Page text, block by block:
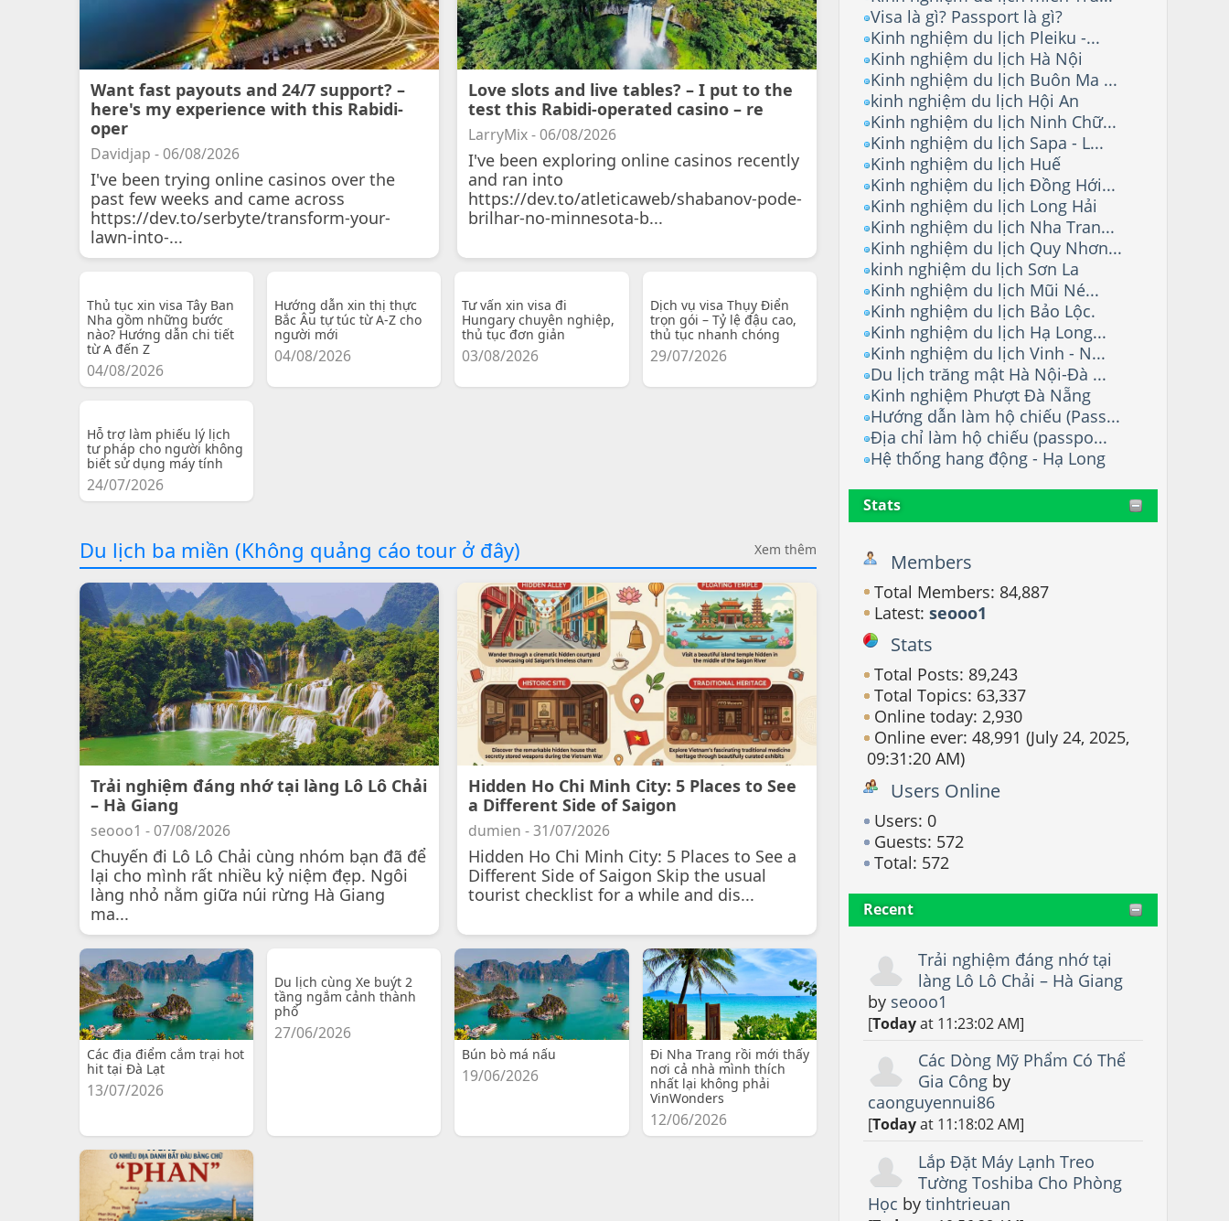
Visa là gì? Passport là gì?
Kinh nghiệm du lịch Pleiku -...
Kinh nghiệm du lịch Hà Nội
Kinh nghiệm du lịch Buôn Ma ...
kinh nghiệm du lịch Hội An
Kinh nghiệm du lịch Ninh Chữ...
Kinh nghiệm du lịch Sapa - L...
Kinh nghiệm du lịch Huế
Kinh nghiệm du lịch Đồng Hới...
Kinh nghiệm du lịch Long Hải
Kinh nghiệm du lịch Nha Tran...
Kinh nghiệm du lịch Quy Nhơn...
kinh nghiệm du lịch Sơn La
Kinh nghiệm du lịch Mũi Né...
Kinh nghiệm du lịch Bảo Lộc.
Kinh nghiệm du lịch Hạ Long...
Kinh nghiệm du lịch Vinh - N...
Du lịch trăng mật Hà Nội-Đà ...
Kinh nghiệm Phượt Đà Nẵng
Hướng dẫn làm hộ chiếu (Pass...
Địa chỉ làm hộ chiếu (passpo...
Hệ thống hang động - Hạ Long
Stats
Members
Total Members: 84,887
Latest:seooo1
Stats
Total Posts: 89,243
Total Topics: 63,337
Online today: 2,930
Online ever: 48,991 (July 24, 2025,
09:31:20 AM)
Users Online
Users: 0
Guests: 572
Total: 572
Recent
Trải nghiệm đáng nhớ tại
làng Lô Lô Chải – Hà Giang
by seooo1
[Todayat 11:23:02 AM]
Các Dòng Mỹ Phẩm Có Thể
Gia Côngby
caonguyennui86
[Todayat 11:18:02 AM]
Lắp Đặt Máy Lạnh Treo
Tường Toshiba Cho Phòng
Học bytinhtrieuan
Want fast payouts and 24/7 support? –
here's my experience with this Rabidi-
oper
Davidjap - 06/08/2026
I've been trying online casinos over the
past few weeks and came across
https://dev.to/serbyte/transform-your-
lawn-into-...
Love slots and live tables? – I put to the
test this Rabidi-operated casino – re
LarryMix - 06/08/2026
I've been exploring online casinos recently
and ran into
https://dev.to/atleticaweb/shabanov-pode-
brilhar-no-minnesota-b...
Thủ tục xin visa Tây Ban
Nha gồm những bước
nào? Hướng dẫn chi tiết
từ A đến Z
04/08/2026
Hướng dẫn xin thị thực
Bắc Âu tự túc từ A-Z cho
người mới
04/08/2026
Tư vấn xin visa đi
Hungary chuyên nghiệp,
thủ tục đơn giản
03/08/2026
Dịch vụ visa Thụy Điển
trọn gói – Tỷ lệ đậu cao,
thủ tục nhanh chóng
29/07/2026
Hỗ trợ làm phiếu lý lịch
tư pháp cho người không
biết sử dụng máy tính
24/07/2026
Du lịch ba miền (Không quảng cáo tour ở đây) Xem thêm
Trải nghiệm đáng nhớ tại làng Lô Lô Chải
– Hà Giang
seooo1 - 07/08/2026
Chuyến đi Lô Lô Chải cùng nhóm bạn đã để
lại cho mình rất nhiều kỷ niệm đẹp. Ngôi
làng nhỏ nằm giữa núi rừng Hà Giang
ma...
Hidden Ho Chi Minh City: 5 Places to See
a Different Side of Saigon
dumien - 31/07/2026
Hidden Ho Chi Minh City: 5 Places to See a
Different Side of Saigon Skip the usual
tourist checklist for a while and dis...
Các địa điểm cắm trại hot
hit tại Đà Lạt
13/07/2026
Du lịch cùng Xe buýt 2
tầng ngắm cảnh thành
phố
27/06/2026
Bún bò má nấu
19/06/2026
Đi Nha Trang rồi mới thấy
nơi cả nhà mình thích
nhất lại không phải
VinWonders
12/06/2026